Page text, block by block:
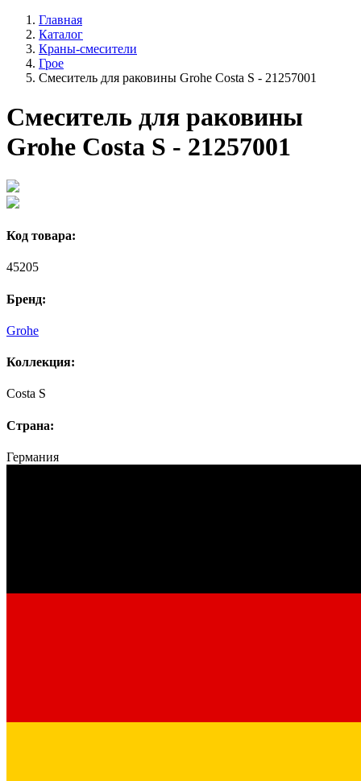
Главная
Каталог
Краны-смесители
Грое
Смеситель для раковины Grohe Costa S - 21257001
Смеситель для раковины
Grohe Costa S - 21257001
Код товара:
45205
Бренд:
Grohe
Коллекция:
Costa S
Страна:
Германия